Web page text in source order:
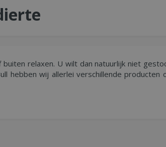
relaxen. U wilt dan natuurlijk niet
hebben wij allerlei verschillende producten